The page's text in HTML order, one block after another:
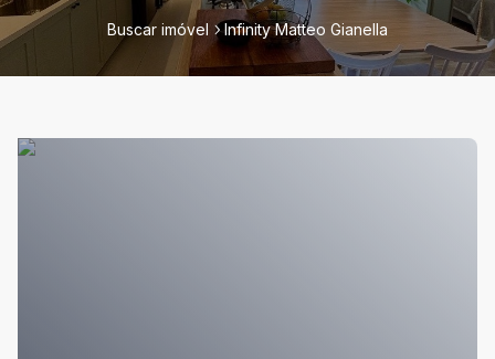
Buscar imóvel Infinity Matteo Gianella